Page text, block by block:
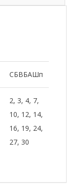
СБВБАШп
2, 3, 4, 7,
10, 12, 14,
16, 19, 24,
27, 30